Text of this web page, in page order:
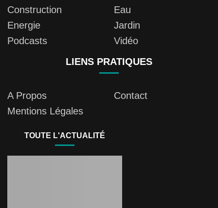
Construction
Eau
Energie
Jardin
Podcasts
Vidéo
LIENS PRATIQUES
A Propos
Contact
Mentions Légales
TOUTE L'ACTUALITÉ